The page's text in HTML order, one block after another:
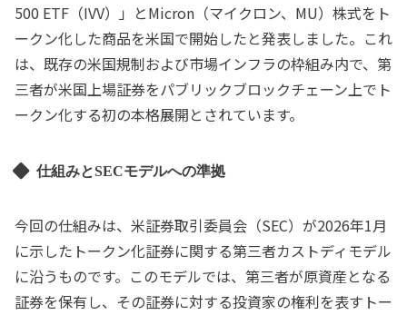
500 ETF（IVV）」とMicron（マイクロン、MU）株式をト
ークン化した商品を米国で開始したと発表しました。これ
は、既存の米国規制および市場インフラの枠組み内で、第
三者が米国上場証券をパブリックブロックチェーン上でト
ークン化する初の本格展開とされています。
仕組みとSECモデルへの準拠
今回の仕組みは、米証券取引委員会（SEC）が2026年1月
に示したトークン化証券に関する第三者カストディモデル
に沿うものです。このモデルでは、第三者が原資産となる
証券を保有し、その証券に対する投資家の権利を表すトー